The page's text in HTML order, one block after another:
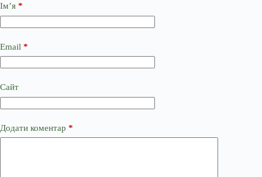
Ім’я *
Email *
Сайт
Додати коментар *